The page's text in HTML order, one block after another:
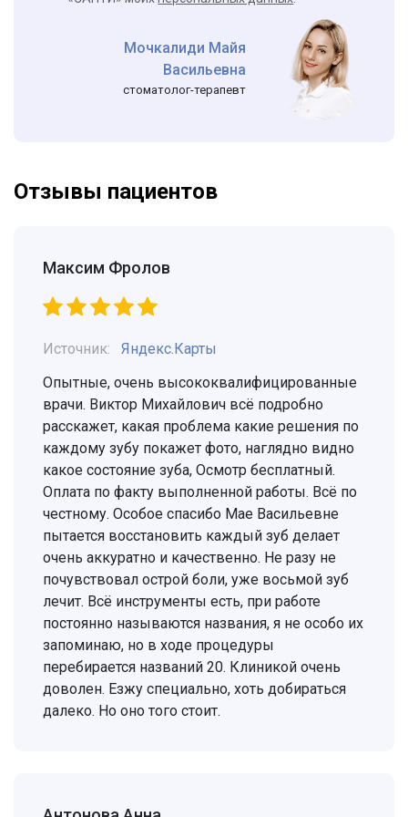
Мочкалиди Майя
Васильевна
стоматолог-терапевт
Отзывы пациентов
Максим Фролов
Источник:
Яндекс.Карты
Опытные, очень высококвалифицированные
врачи. Виктор Михайлович всё подробно
расскажет, какая проблема какие решения по
каждому зубу покажет фото, наглядно видно
какое состояние зуба, Осмотр бесплатный.
Оплата по факту выполненной работы. Всё по
честному. Особое спасибо Мае Васильевне
пытается восстановить каждый зуб делает
очень аккуратно и качественно. Не разу не
почувствовал острой боли, уже восьмой зуб
лечит. Всё инструменты есть, при работе
постоянно называются названия, я не особо их
запоминаю, но в ходе процедуры
перебирается названий 20. Клиникой очень
доволен. Езжу специально, хоть добираться
далеко. Но оно того стоит.